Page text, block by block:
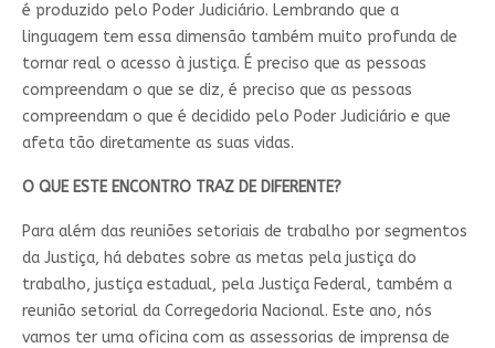
é produzido pelo Poder Judiciário. Lembrando que a
linguagem tem essa dimensão também muito profunda de
tornar real o acesso à justiça. É preciso que as pessoas
compreendam o que se diz, é preciso que as pessoas
compreendam o que é decidido pelo Poder Judiciário e que
afeta tão diretamente as suas vidas.
O QUE ESTE ENCONTRO TRAZ DE DIFERENTE?
Para além das reuniões setoriais de trabalho por segmentos
da Justiça, há debates sobre as metas pela justiça do
trabalho, justiça estadual, pela Justiça Federal, também a
reunião setorial da Corregedoria Nacional. Este ano, nós
vamos ter uma oficina com as assessorias de imprensa de